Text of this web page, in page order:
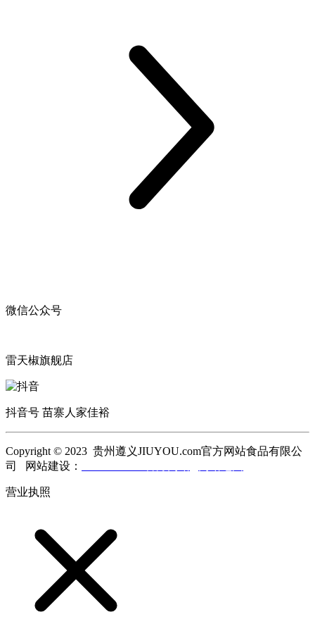
微信公众号
雷天椒旗舰店
抖音号 苗寨人家佳裕
Copyright © 2023 贵州遵义JIUYOU.com官方网站食品有限公
司 网站建设：
营业执照